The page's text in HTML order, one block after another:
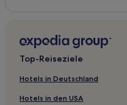
Top-Reiseziele
Hotels in Deutschland
Hotels in den USA